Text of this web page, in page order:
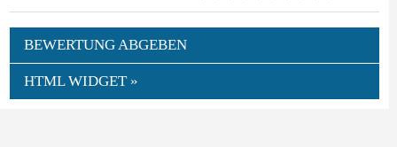
BEWERTUNG ABGEBEN
HTML WIDGET »